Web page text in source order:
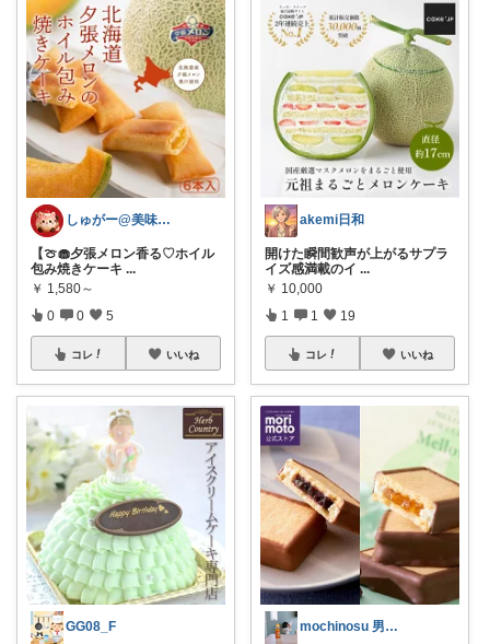
しゅがー@美味しいスイーツや雑貨紹介
【🍈🧁夕張メロン香る♡ホイル
包み焼きケーキ ...
￥ 1,580～
0 0 5
コレ いいね
GG08_F
akemi日和
開けた瞬間歓声が上がるサプラ
イズ感満載のイ ...
￥ 10,000
1 1 19
コレ いいね
mochinosu 男の子ふたり育児